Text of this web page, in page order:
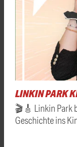
LINKIN PARK
🎬🎸 Linkin Park
Geschichte ins